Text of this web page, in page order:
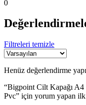
0
Filtreleri temizle
Henüz değerlendirme
“Bigpoint Cilt Kapağı
Pvc” için yorum yapan